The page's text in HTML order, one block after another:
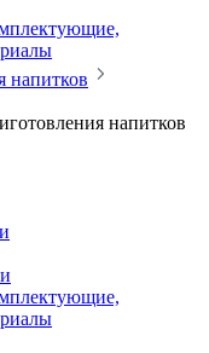
напитков
напитков